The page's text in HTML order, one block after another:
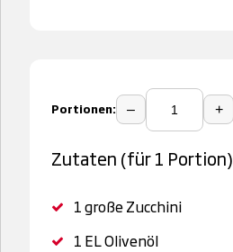
Portionen: – +
Zutaten (für 1 Portion)
1große Zucchini
1 ELOlivenöl